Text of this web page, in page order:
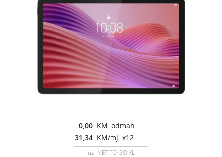
0,00 KM odmah
31,34 KM/mj x12
uz NET TO GO XL